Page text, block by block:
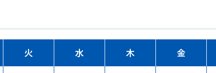
火 水 木 金